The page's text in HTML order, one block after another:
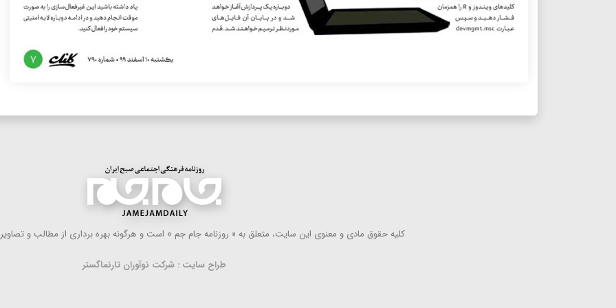
كلیه حقوق مادی و معنوی این سایت، متعلق به « روزنامه جام جم » است و هرگونه بهره ‌برداری از مطالب و
طراح سایت : شرکت نوآوران تارنماگستر